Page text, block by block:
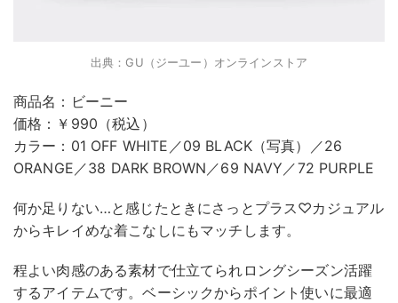
出典：GU（ジーユー）オンラインストア
商品名：ビーニー
価格：￥990（税込）
カラー：01 OFF WHITE／09 BLACK（写真）／26
ORANGE／38 DARK BROWN／69 NAVY／72 PURPLE
何か足りない…と感じたときにさっとプラス♡カジュアル
からキレイめな着こなしにもマッチします。
程よい肉感のある素材で仕立てられロングシーズン活躍
するアイテムです。ベーシックからポイント使いに最適